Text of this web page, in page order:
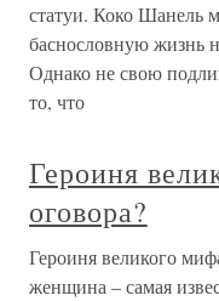
статуи. Коко Шанель
баснословную жизнь
Однако не свою
то, что
Героиня
оговора?
Героиня великого
женщина – самая